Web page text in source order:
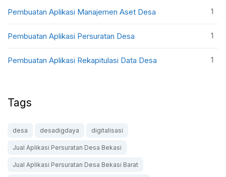
Pembuatan Aplikasi Manajemen Aset Desa 1
Pembuatan Aplikasi Persuratan Desa 1
Pembuatan Aplikasi Rekapitulasi Data Desa 1
Tags
desa desadigdaya digitalisasi
Jual Aplikasi Persuratan Desa Bekasi
Jual Aplikasi Persuratan Desa Bekasi Barat